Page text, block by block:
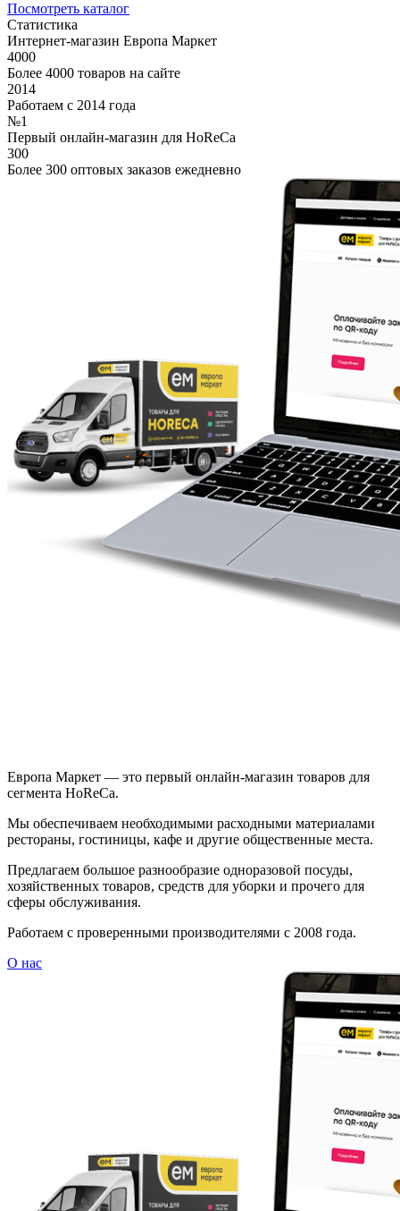
Посмотреть каталог
Статистика
Интернет-магазин Европа Маркет
4000
Более 4000 товаров на сайте
2014
Работаем с 2014 года
№1
Первый онлайн-магазин для HoReCa
300
Более 300 оптовых заказов ежедневно
Европа Маркет — это первый онлайн-магазин товаров для
сегмента HoReCa.
Мы обеспечиваем необходимыми расходными материалами
рестораны, гостиницы, кафе и другие общественные места.
Предлагаем большое разнообразие одноразовой посуды,
хозяйственных товаров, средств для уборки и прочего для
сферы обслуживания.
Работаем с проверенными производителями с 2008 года.
О нас